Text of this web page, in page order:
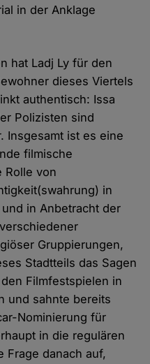
in der Anklage
hat Ladj Ly für den
dieses Viertels
authentisch: Issa
Polizisten sind
Insgesamt ist es eine
filmische
Rolle von
in
in Anbetracht der
Gruppierungen,
Stadtteils das Sagen
Filmfestspielen in
und sahnte bereits
Nominierung für
in die regulären
Frage danach auf,